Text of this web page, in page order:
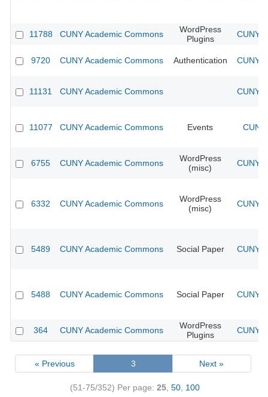
11788 CUNY Academic Commons
WordPress
Plugins
CUNY
9720 CUNY Academic Commons Authentication CUNY
11131 CUNY Academic Commons CUNY
11077 CUNY Academic Commons Events
6755 CUNY Academic Commons
WordPress
(misc)
CUNY
6332 CUNY Academic Commons
WordPress
(misc)
CUNY
5489 CUNY Academic Commons Social Paper CUNY
5488 CUNY Academic Commons Social Paper CUNY
364 CUNY Academic Commons
WordPress
Plugins
CUNY
« Previous 3 Next »
(51-75/352) Per page: 25 50 100